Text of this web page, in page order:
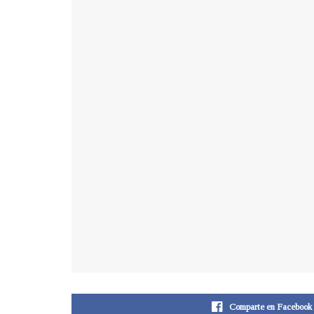
Comparte en Facebook